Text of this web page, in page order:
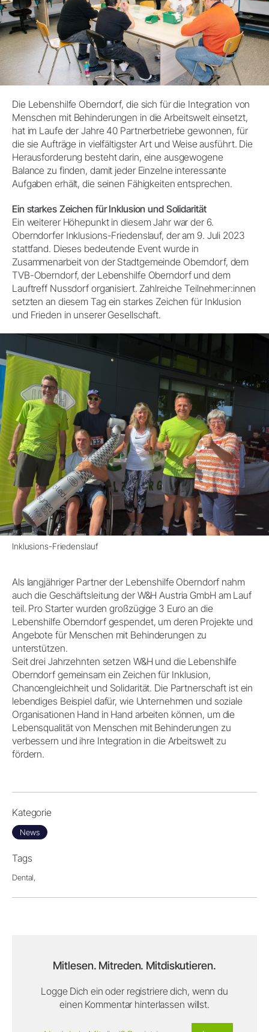
Die Lebenshilfe Oberndorf, die sich für die Integration von
Menschen mit Behinderungen in die Arbeitswelt einsetzt,
hat im Laufe der Jahre 40 Partnerbetriebe gewonnen, für
die sie Aufträge in vielfältigster Art und Weise ausführt. Die
Herausforderung besteht darin, eine ausgewogene
Balance zu finden, damit jeder Einzelne interessante
Aufgaben erhält, die seinen Fähigkeiten entsprechen.
Ein starkes Zeichen für Inklusion und Solidarität
Ein weiterer Höhepunkt in diesem Jahr war der 6.
Oberndorfer Inklusions-Friedenslauf, der am 9. Juli 2023
stattfand. Dieses bedeutende Event wurde in
Zusammenarbeit von der Stadtgemeinde Oberndorf, dem
TVB-Oberndorf, der Lebenshilfe Oberndorf und dem
Lauftreff Nussdorf organisiert. Zahlreiche Teilnehmer:innen
setzten an diesem Tag ein starkes Zeichen für Inklusion
und Frieden in unserer Gesellschaft.
Inklusions-Friedenslauf
Als langjähriger Partner der Lebenshilfe Oberndorf nahm
auch die Geschäftsleitung der W&H Austria GmbH am Lauf
teil. Pro Starter wurden großzügige 3 Euro an die
Lebenshilfe Oberndorf gespendet, um deren Projekte und
Angebote für Menschen mit Behinderungen zu
unterstützen.
Seit drei Jahrzehnten setzen W&H und die Lebenshilfe
Oberndorf gemeinsam ein Zeichen für Inklusion,
Chancengleichheit und Solidarität. Die Partnerschaft ist ein
lebendiges Beispiel dafür, wie Unternehmen und soziale
Organisationen Hand in Hand arbeiten können, um die
Lebensqualität von Menschen mit Behinderungen zu
verbessern und ihre Integration in die Arbeitswelt zu
fördern.
Kategorie
News
Tags
Dental,
Mitlesen. Mitreden. Mitdiskutieren.
Logge Dich ein oder registriere dich, wenn du
einen Kommentar hinterlassen willst.